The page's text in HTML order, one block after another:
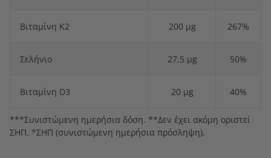
Βιταμίνη Κ2 200 µg 267%
Σελήνιο 27,5 µg 50%
Βιταμίνη D3 20 µg 40%
***Συνιστώμενη ημερήσια δόση. **Δεν έχει ακόμη οριστεί
ΣΗΠ. *ΣΗΠ (συνιστώμενη ημερήσια πρόσληψη).